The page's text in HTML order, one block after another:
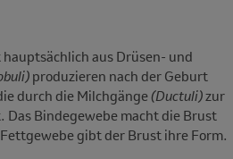
aus Drüsen- und
produzieren nach der Geburt
durch die Milchgänge(Ductuli)zur
Das Bindegewebe macht die Brust
gibt der Brust ihre Form.